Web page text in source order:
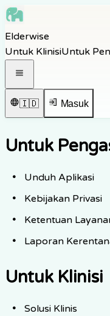
Skip to navigation
Skip to footer
Elderwise
Untuk KlinisiUntuk
🇮🇩 Masuk
Untuk
Unduh Aplikasi
Kebijakan Privasi
Ketentuan
Laporan
Untuk Klinisi
Solusi Klinis